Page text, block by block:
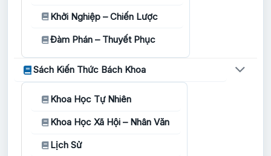
Khởi Nghiệp – Chiến Lược
Đàm Phán – Thuyết Phục
Sách Kiến Thức Bách Khoa
Khoa Học Tự Nhiên
Khoa Học Xã Hội – Nhân Văn
Lịch Sử